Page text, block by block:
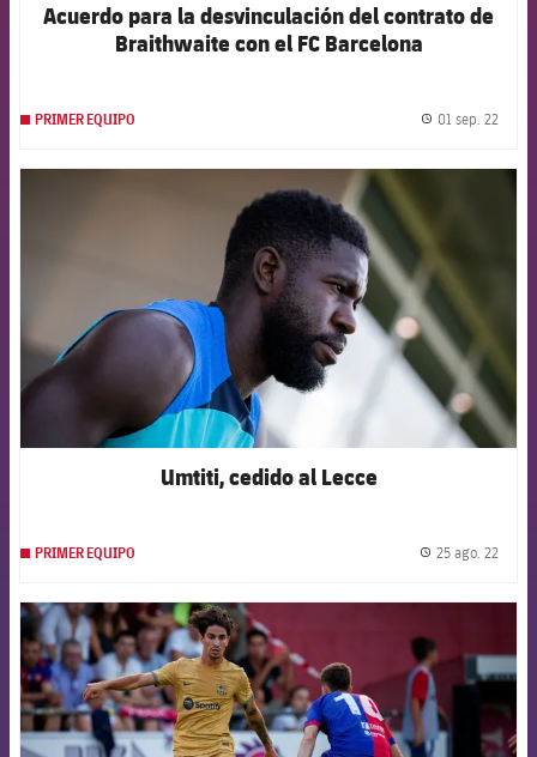
Acuerdo para la desvinculación del contrato de
Braithwaite con el FC Barcelona
PRIMER EQUIPO 01 sep. 22
FCB Barcelona badge
Umtiti, cedido al Lecce
PRIMER EQUIPO 25 ago. 22